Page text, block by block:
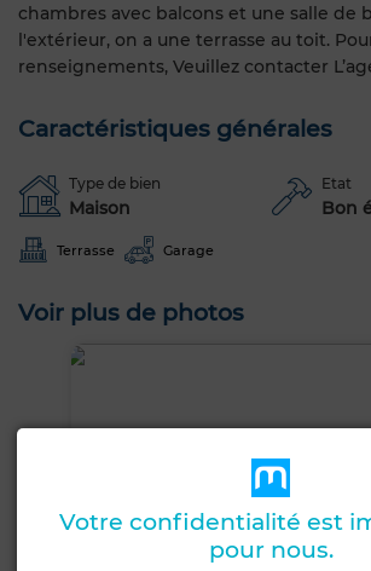
chambres avec balcons et une salle de
l'extérieur, on a une terrasse au toit.
renseignements, Veuillez contacter
Caractéristiques générales
Type de bien
Maison
Etat
Bon
Terrasse Garage
Voir plus de photos
Votre confidentialité est
pour nous.